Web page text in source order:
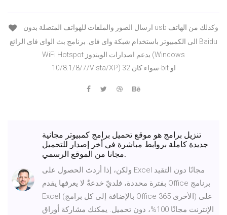
الى الكمبيوتر باستخدام شبكة واى فاى. برنامج بث الواى فاى الرائع Baidu
WiFi Hotspot يدعم اصدارات الويندوز (Windows
10/8.1/8/7/Vista/XP) سواء كان 32-bit او
تنزيل برامج هو موقع تحميل برامج كمبيوتر مجانية
جديدة كاملة بروابط مباشرة في أخر إصدار للتحميل
مجانا من الموقع الرسمي.
ولكن، إذا أردتَ الحصول على Excel مجانًا دون التقيد
بفترة محددة، فلديّ خدعةٌ لا يعرفها يقدم Office برنامج
Excel (بالإضافة إلى كل برامج Office 365 الأخرى) على
الإنترنت مجانًا 100%، دون تحميل. يمكنك مشاركة أوراق